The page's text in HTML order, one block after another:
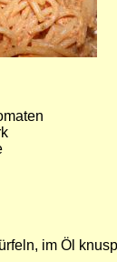
im Öl